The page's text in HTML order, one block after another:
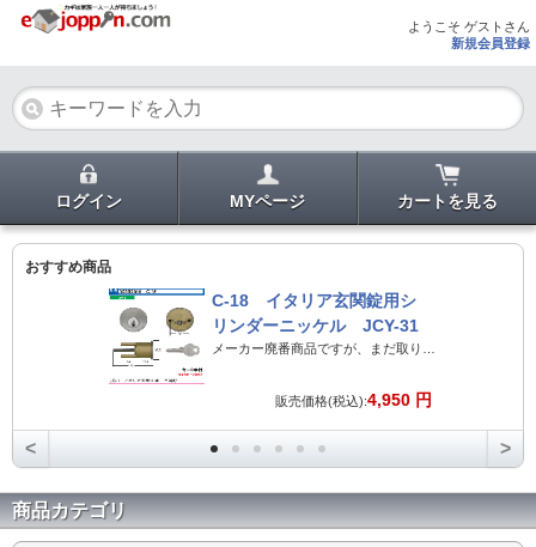
ようこそ ゲストさん
新規会員登録
ログイン MYページ カートを見る
おすすめ商品
C-18 イタリア玄関錠用シ
リンダーニッケル JCY-31
販売価格(税込):4,950 円
< >
商品カテゴリ